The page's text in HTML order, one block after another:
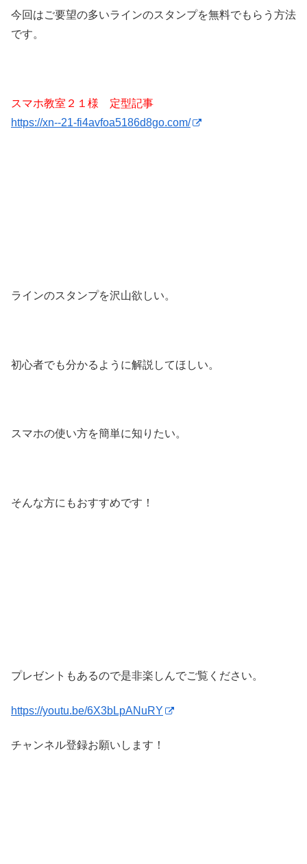
今回はご要望の多いラインのスタンプを無料でもらう方法
です。
スマホ教室２１様 定型記事
https://xn--21-fi4avfoa5186d8go.com/
ラインのスタンプを沢山欲しい。
初心者でも分かるように解説してほしい。
スマホの使い方を簡単に知りたい。
そんな方にもおすすめです！
プレゼントもあるので是非楽しんでご覧ください。
https://youtu.be/6X3bLpANuRY
チャンネル登録お願いします！